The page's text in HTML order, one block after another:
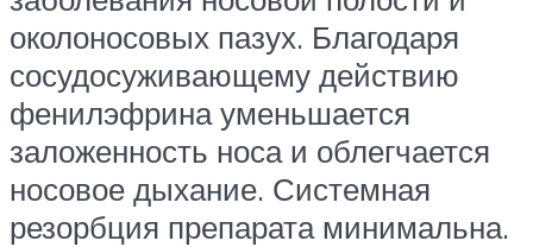
околоносовых пазух. Благодаря
сосудосуживающему действию
фенилэфрина уменьшается
заложенность носа и облегчается
носовое дыхание. Системная
резорбция препарата минимальна.